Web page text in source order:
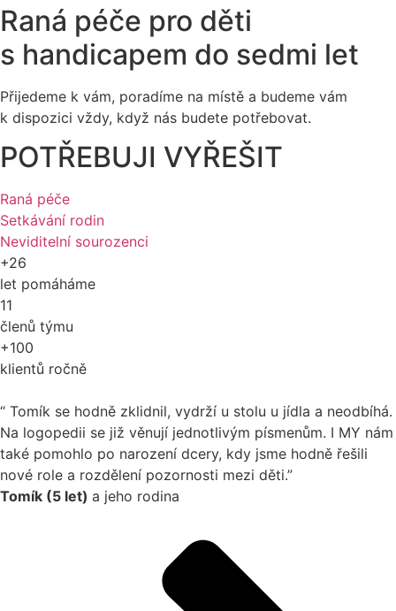
Raná péče pro děti
s handicapem do sedmi let
Přijedeme k vám, poradíme na místě a budeme vám
k dispozici vždy, když nás budete potřebovat.
POTŘEBUJI VYŘEŠIT
Raná péče​
Setkávání rodin​
Neviditelní sourozenci
+26
let pomáháme
11
členů týmu
+100
klientů ročně
“ Tomík se hodně zklidnil, vydrží u stolu u jídla a neodbíhá.
Na logopedii se již věnují jednotlivým písmenům. I MY nám
také pomohlo po narození dcery, kdy jsme hodně řešili
nové role a rozdělení pozornosti mezi děti.”
Tomík (5 let) a jeho rodina